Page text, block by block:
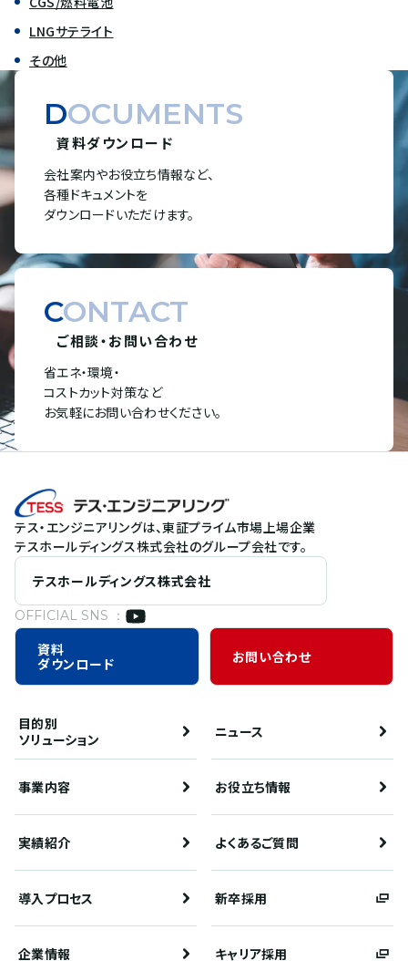
LNGサテライト
その他
DOCUMENTS
資料ダウンロード
会社案内やお役立ち情報など、
各種ドキュメントを
ダウンロードいただけます。
CONTACT
ご相談・お問い合わせ
省エネ・環境・
コストカット対策など
お気軽にお問い合わせください。
テス・エンジニアリングは、東証プライム市場上場企業
テスホールディングス株式会社のグループ会社です。
テスホールディングス株式会社
OFFICIAL SNS ：
資料
ダウンロード
お問い合わせ
目的別
ソリューション
ニュース
事業内容 お役立ち情報
実績紹介 よくあるご質問
導入プロセス 新卒採用
企業情報 キャリア採用